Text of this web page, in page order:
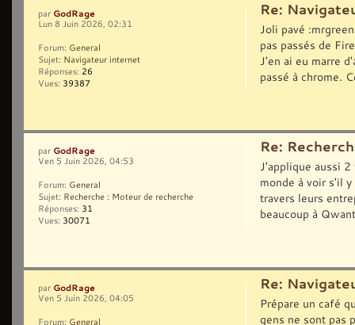
Re:
Joli pavé
pas passés de
J'en ai eu marre
passé à chrome.
par GodRage
Lun 8 Juin 2026, 02:31
Forum: General
Sujet: Navigateur internet
Réponses: 26
Vues: 39387
Re:
J'applique aussi 2
monde à voir s'il
travers leurs
beaucoup à
par GodRage
Ven 5 Juin 2026, 04:53
Forum: General
Sujet: Recherche : Moteur de recherche
Réponses: 31
Vues: 30071
Re:
Prépare un café
gens ne sont pas
par GodRage
Ven 5 Juin 2026, 04:05
Forum: General